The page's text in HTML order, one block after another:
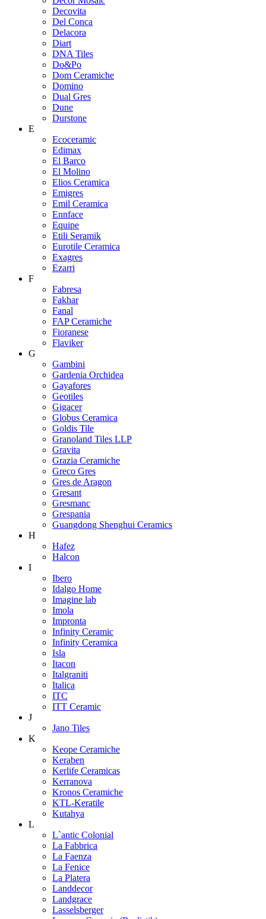
Decovita
Del Conca
Delacora
Diart
DNA Tiles
Do&Po
Dom Ceramiche
Domino
Dual Gres
Dune
Durstone
E
Ecoceramic
Edimax
El Barco
El Molino
Elios Ceramica
Emigres
Emil Ceramica
Ennface
Equipe
Etili Seramik
Eurotile Ceramica
Exagres
Ezarri
F
Fabresa
Fakhar
Fanal
FAP Ceramiche
Fioranese
Flaviker
G
Gambini
Gardenia Orchidea
Gayafores
Geotiles
Gigacer
Globus Ceramica
Goldis Tile
Granoland Tiles LLP
Gravita
Grazia Ceramiche
Greco Gres
Gres de Aragon
Gresant
Gresmanc
Grespania
Guangdong Shenghui Ceramics
H
Hafez
Halcon
I
Ibero
Idalgo Home
Imagine lab
Imola
Impronta
Infinity Ceramic
Infinity Ceramica
Isla
Itacon
Italgraniti
Italica
ITC
ITT Ceramic
J
Jano Tiles
K
Keope Ceramiche
Keraben
Kerlife Ceramicas
Kerranova
Kronos Ceramiche
KTL-Keratile
Kutahya
L
L`antic Colonial
La Fabbrica
La Faenza
La Fenice
La Platera
Landdecor
Landgrace
Lasselsberger